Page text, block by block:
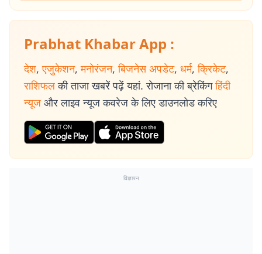
Prabhat Khabar App :
देश, एजुकेशन, मनोरंजन, बिजनेस अपडेट, धर्म, क्रिकेट,
राशिफल की ताजा खबरें पढ़ें यहां. रोजाना की ब्रेकिंग हिंदी
न्यूज और लाइव न्यूज कवरेज के लिए डाउनलोड करिए
विज्ञापन